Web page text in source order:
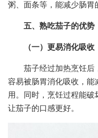
粥、面条等，能减少肠胃
五、熟吃茄子的优势
（一）更易消化吸收
茄子经过加热烹饪后
容易被肠胃消化吸收，能
用。同时，烹饪过程能破
让茄子的口感更好。